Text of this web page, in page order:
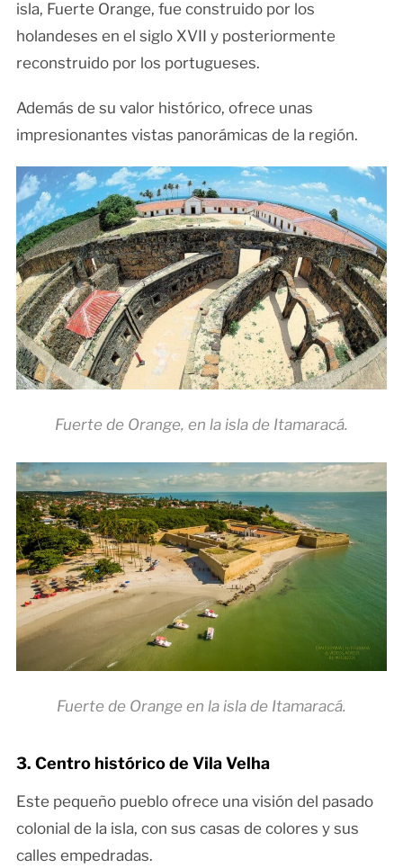
isla, Fuerte Orange, fue construido por los
holandeses en el siglo XVII y posteriormente
reconstruido por los portugueses.
Además de su valor histórico, ofrece unas
impresionantes vistas panorámicas de la región.
Fuerte de Orange, en la isla de Itamaracá.
Fuerte de Orange en la isla de Itamaracá.
3. Centro histórico de Vila Velha
Este pequeño pueblo ofrece una visión del pasado
colonial de la isla, con sus casas de colores y sus
calles empedradas.